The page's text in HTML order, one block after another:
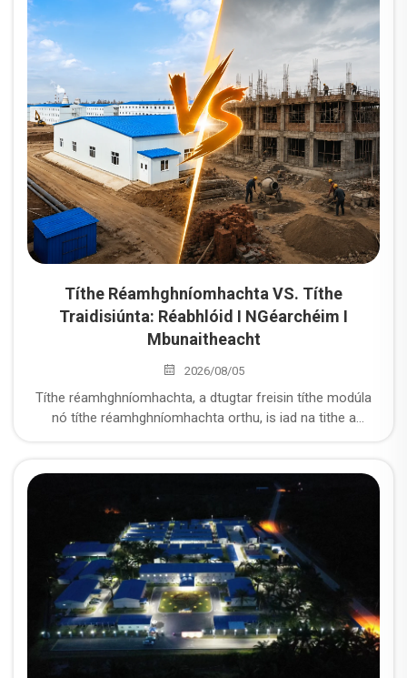
Títhe Réamhghníomhachta VS. Títhe
Traidisiúnta: Réabhlóid I NGéarchéim I
Mbunaitheacht
2026/08/05
Títhe réamhghníomhachta, a dtugtar freisin títhe modúla
nó títhe réamhghníomhachta orthu, is iad na tithe a
dtí an suíomh le haghaidh comhdhúil. Mar sin, cad iad na
buntáistí neamhchoitianta a bhaineann le títhe
réamhghníomhachta i gcomparáid le struchtúir traidisiúnta
díolacháin nó coinníollacha críochnaithe ar an áit?